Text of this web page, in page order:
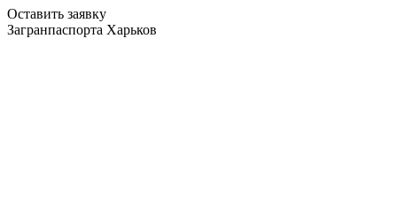
Оставить заявку
Загранпаспорта Харьков